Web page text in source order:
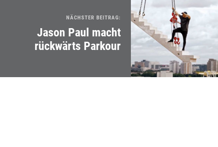
NÄCHSTER BEITRAG:
Jason Paul macht
rückwärts Parkour